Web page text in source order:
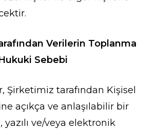
Verilerin Toplanma
Sebebi
Şirketimiz tarafından Kişisel
açıkça ve anlaşılabilir bir
yazılı ve/veya elektronik